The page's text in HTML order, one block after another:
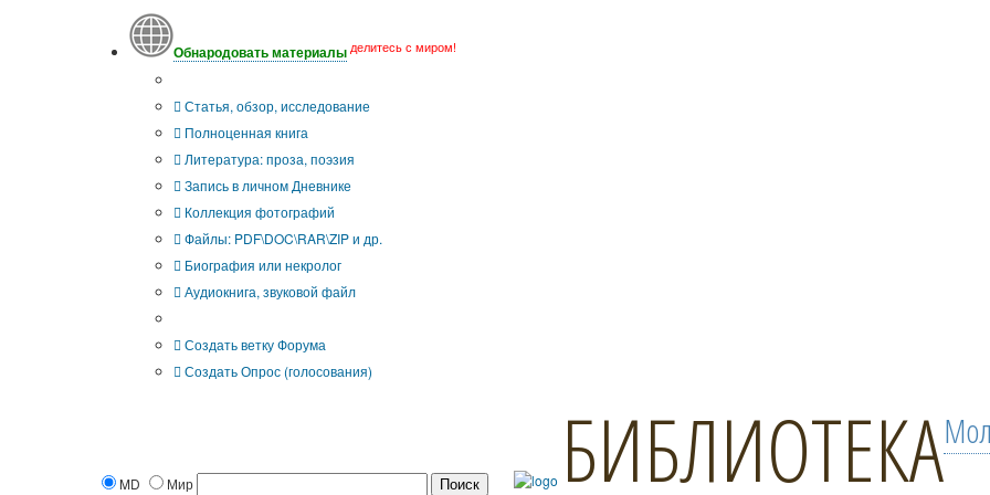
Обнародовать материалы делитесь с миром!
Статья, обзор, исследование
Полноценная книга
Литература: проза, поэзия
Запись в личном Дневнике
Коллекция фотографий
Файлы: PDF\DOC\RAR\ZIP и др.
Биография или некролог
Аудиокнига, звуковой файл
Создать ветку Форума
Создать Опрос (голосования)
MD Мир БИБЛИОТЕКА